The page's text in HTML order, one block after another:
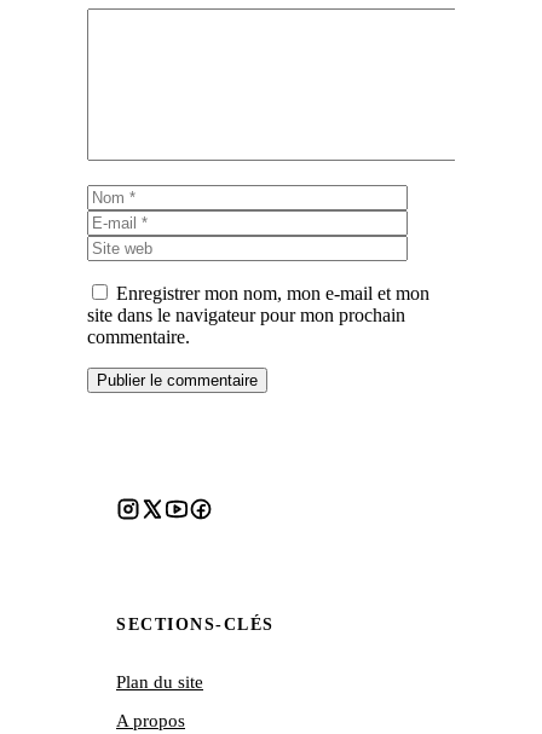
Nom
mail
web
Enregistrer mon nom, mon e-mail et mon
site dans le navigateur pour mon prochain
commentaire.
SECTIONS-CLÉS
Plan du site
A propos